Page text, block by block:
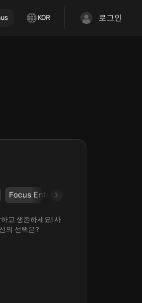
KOR 로그인
Focus Entertainment
고 생존하세요! 사
의 선택은?